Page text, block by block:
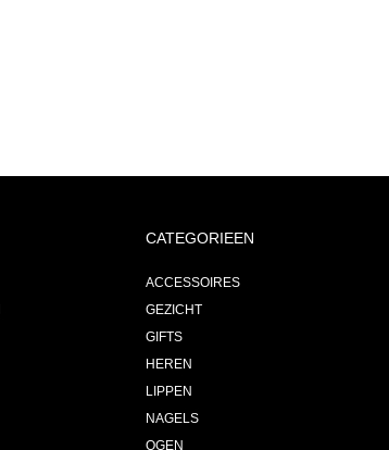
CATEGORIEEN
ACCESSOIRES
GEZICHT
GIFTS
HEREN
LIPPEN
NAGELS
OGEN